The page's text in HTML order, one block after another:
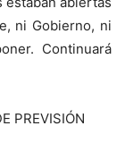
ni Gobierno, ni
Continuará
PREVISIÓN